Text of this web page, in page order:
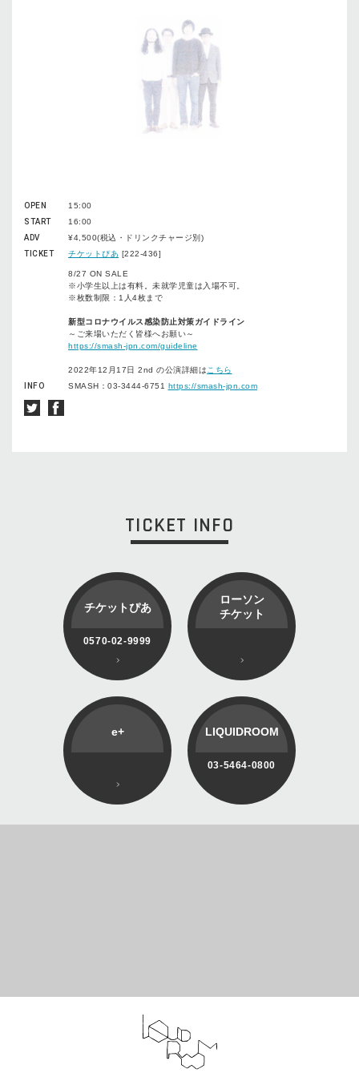
OPEN
15:00
START
16:00
ADV
¥4,500(税込・ドリンクチャージ別)
TICKET
チケットぴあ [222-436]
8/27 ON SALE
※小学生以上は有料。未就学児童は入場不可。
※枚数制限：1人4枚まで
新型コロナウイルス感染防止対策ガイドライン
～ご来場いただく皆様へお願い～
https://smash-jpn.com/guideline
2022年12月17日 2nd の公演詳細は こちら
INFO
SMASH：03-3444-6751 https://smash-jpn.com
TICKET INFO
チケットぴあ
0570-02-9999
ローソン
チケット
e+ LIQUIDROOM
03-5464-0800